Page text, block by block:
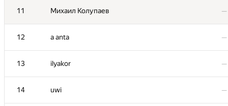
11 Михаил Колупаев —
12 a anta —
13 ilyakor —
14 uwi —
11 Михаил Колупаев —
12 a anta —
13 ilyakor —
14 uwi —